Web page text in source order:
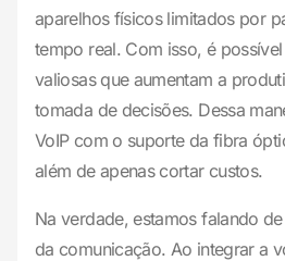
aparelhos físicos limitados por
tempo real. Com isso, é
valiosas que aumentam a
tomada de decisões. Dessa
VoIP com o suporte da fibra
além de apenas cortar custos.
Na verdade, estamos falando
da comunicação. Ao integrar a